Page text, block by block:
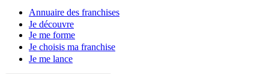
Annuaire des franchises
Je découvre
Je me forme
Je choisis ma franchise
Je me lance